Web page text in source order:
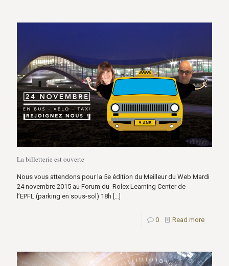
La billetterie est ouverte
Nous vous attendons pour la 5e édition du Meilleur du Web Mardi
24 novembre 2015 au Forum du Rolex Learning Center de
l’EPFL (parking en sous-sol) 18h […]
0 Read more